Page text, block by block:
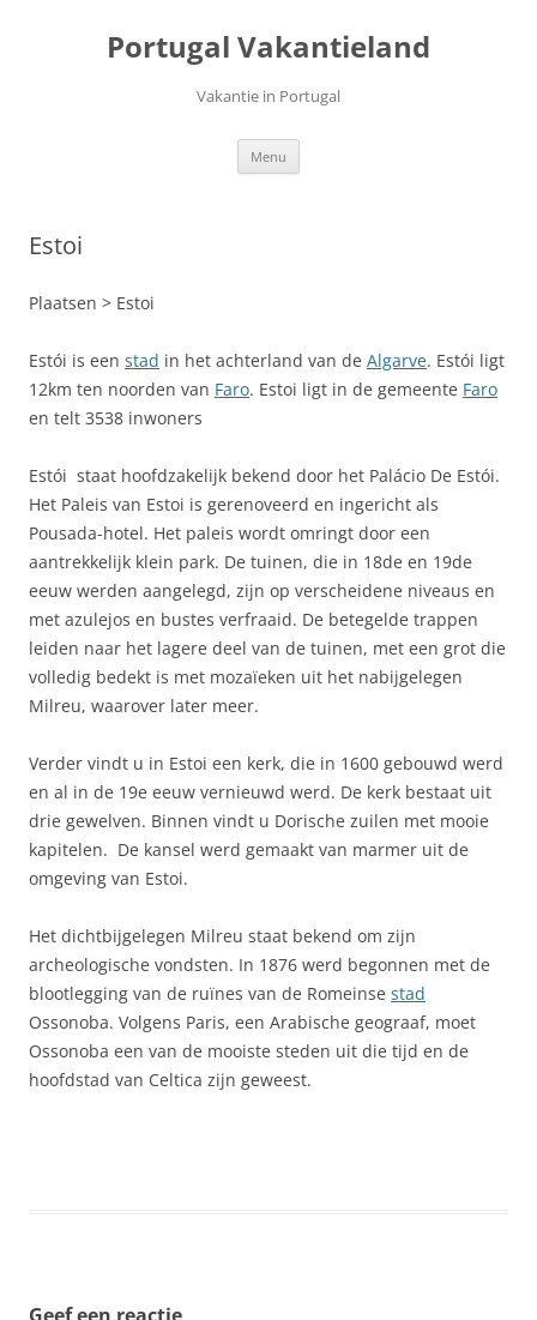
Portugal Vakantieland
Vakantie in Portugal
Menu
Estoi
Plaatsen > Estoi
Estói is een stad in het achterland van de Algarve. Estói ligt
12km ten noorden van Faro. Estoi ligt in de gemeente Faro
en telt 3538 inwoners
Estói staat hoofdzakelijk bekend door het Palácio De Estói.
Het Paleis van Estoi is gerenoveerd en ingericht als
Pousada-hotel. Het paleis wordt omringt door een
aantrekkelijk klein park. De tuinen, die in 18de en 19de
eeuw werden aangelegd, zijn op verscheidene niveaus en
met azulejos en bustes verfraaid. De betegelde trappen
leiden naar het lagere deel van de tuinen, met een grot die
volledig bedekt is met mozaïeken uit het nabijgelegen
Milreu, waarover later meer.
Verder vindt u in Estoi een kerk, die in 1600 gebouwd werd
en al in de 19e eeuw vernieuwd werd. De kerk bestaat uit
drie gewelven. Binnen vindt u Dorische zuilen met mooie
kapitelen. De kansel werd gemaakt van marmer uit de
omgeving van Estoi.
Het dichtbijgelegen Milreu staat bekend om zijn
archeologische vondsten. In 1876 werd begonnen met de
blootlegging van de ruïnes van de Romeinse stad
Ossonoba. Volgens Paris, een Arabische geograaf, moet
Ossonoba een van de mooiste steden uit die tijd en de
hoofdstad van Celtica zijn geweest.